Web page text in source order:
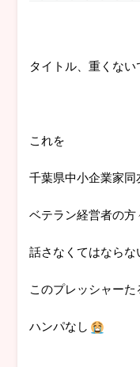
タイトル、重くない
これを
千葉県中小企業家同
ベテラン経営者の
話さなくてはならな
このプレッシャーた
ハンパなし